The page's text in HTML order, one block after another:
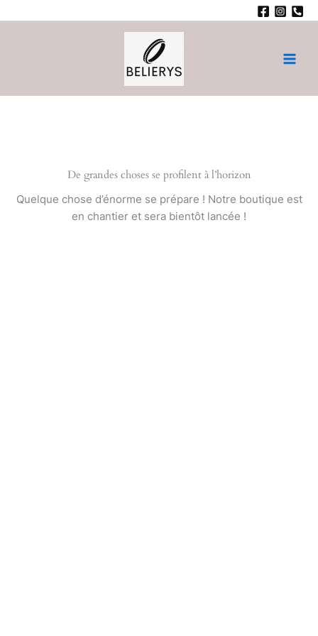
au
Main
De grandes choses se profilent à l’horizon
Quelque chose d’énorme se prépare ! Notre boutique est
en chantier et sera bientôt lancée !